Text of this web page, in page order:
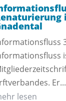
Er...
lesen